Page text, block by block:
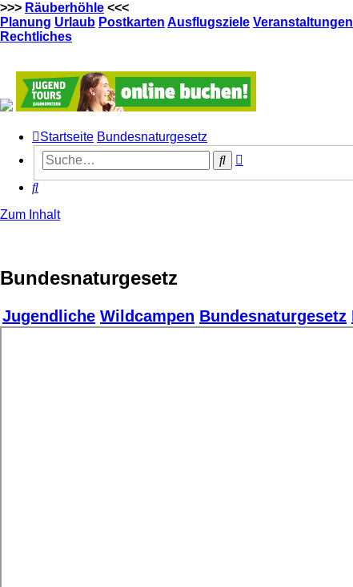
>>> Räuberhöhle <<<
Planung Urlaub Postkarten Ausflugsziele Veranstaltungen
Rechtliches
Startseite Bundesnaturgesetz
Suche
Suche
Zum Inhalt
Bundesnaturgesetz
Jugendliche Wildcampen Bundesnaturgesetz